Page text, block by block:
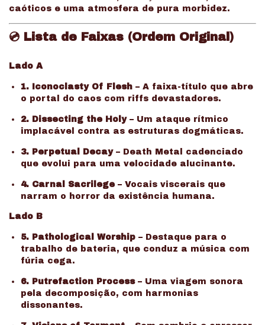
caóticos e uma atmosfera de pura morbidez.
💿 Lista de Faixas (Ordem Original)
Lado A
1. Iconoclasty Of Flesh – A faixa-título que abre
o portal do caos com riffs devastadores.
2. Dissecting the Holy– Um ataque rítmico
implacável contra as estruturas dogmáticas.
3. Perpetual Decay– Death Metal cadenciado
que evolui para uma velocidade alucinante.
4. Carnal Sacrilege – Vocais viscerais que
narram o horror da existência humana.
Lado B
5. Pathological Worship – Destaque para o
trabalho de bateria, que conduz a música com
fúria cega.
6. Putrefaction Process– Uma viagem sonora
pela decomposição, com harmonias
dissonantes.